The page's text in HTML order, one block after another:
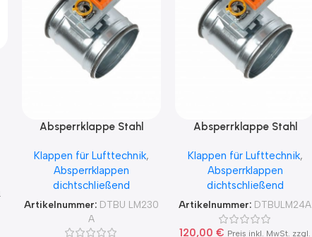
Absperrklappe Stahl
für 230V
Klappen für Lufttechnik,
Absperrklappen
dichtschließend
Artikelnummer: DTBU LM230
A
Absperrklappe Stahl
LM24A-S für 24V
Klappen für Lufttechnik,
Absperrklappen
dichtschließend
Artikelnummer: DTBULM24A
120,00€ Preis inkl. MwSt. zzgl.